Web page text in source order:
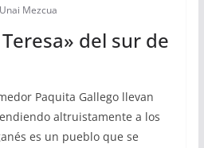
Unai Mezcua
del sur de
Paquita Gallego llevan
altruistamente a los
es un pueblo que se